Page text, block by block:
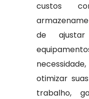
custos
de
otimizar
trabalho,